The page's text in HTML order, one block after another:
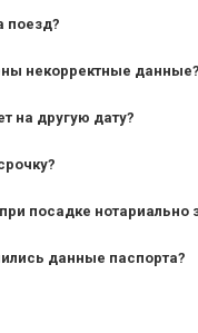
поезд?
некорректные данные?
на другую дату?
посадке нотариально
данные паспорта?